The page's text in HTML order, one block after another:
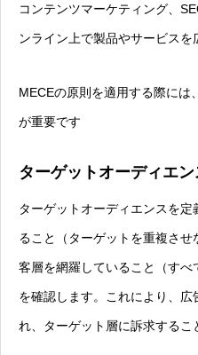
コンテンツマーケティング、
ンライン上で製品やサービスを
MECEの原則を適用する際には
が重要です
ターゲットオーディエ
ターゲットオーディエンスを
ること（ターゲットを重複さ
客層を網羅していること（すべ
を確認します。これにより、
れ、ターゲット層に訴求するこ